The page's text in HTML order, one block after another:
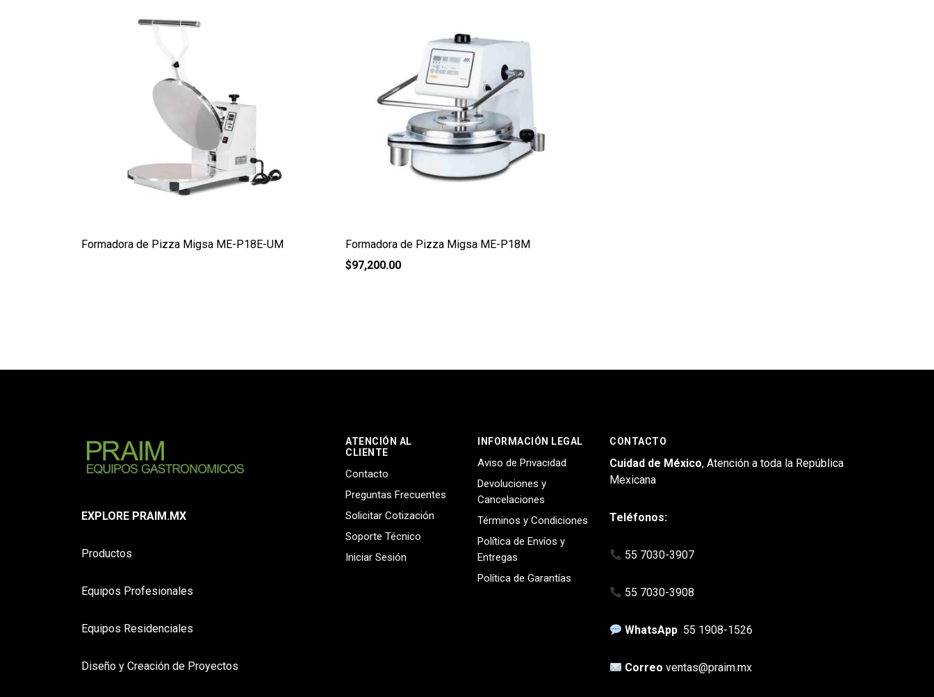
Formadora de Pizza Migsa ME-P18E-UM
Formadora de Pizza Migsa ME-P18M
$97,200.00
EXPLORE PRAIM.MX
Productos
Equipos Profesionales
Equipos Residenciales
Diseño y Creación de Proyectos
ATENCIÓN AL
CLIENTE
Contacto
Preguntas Frecuentes
Solicitar Cotización
Soporte Técnico
Iniciar Sesión
INFORMACIÓN LEGAL
Aviso de Privacidad
Devoluciones y
Cancelaciones
Términos y Condiciones
Política de Envíos y
Entregas
Política de Garantías
CONTACTO
Cuidad de México, Atención a toda la República
Mexicana
Teléfonos:
55 7030-3907
55 7030-3908
WhatsApp 55 1908-1526
Correoventas@praim.mx